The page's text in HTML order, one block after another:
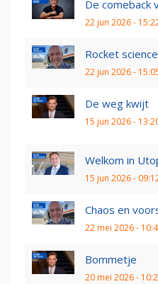
De comeback
22 jun 2026 -
Rocket science
22 jun 2026 -
De weg kwijt
15 jun 2026 -
Welkom in
15 jun 2026 -
Chaos en
22 mei 2026 -
Bommetje
20 mei 2026 -